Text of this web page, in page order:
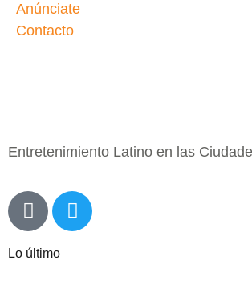
Anúnciate
Contacto
Entretenimiento Latino en las
Lo último